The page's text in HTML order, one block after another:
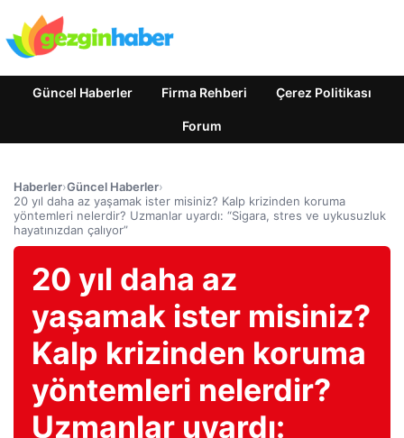
Güncel Haberler Firma Rehberi Çerez Politikası
Forum
Haberler›Güncel Haberler›
20 yıl daha az yaşamak ister misiniz? Kalp krizinden koruma
yöntemleri nelerdir? Uzmanlar uyardı: “Sigara, stres ve uykusuzluk
hayatınızdan çalıyor”
20 yıl daha az
yaşamak ister misiniz?
Kalp krizinden koruma
yöntemleri nelerdir?
Uzmanlar uyardı: